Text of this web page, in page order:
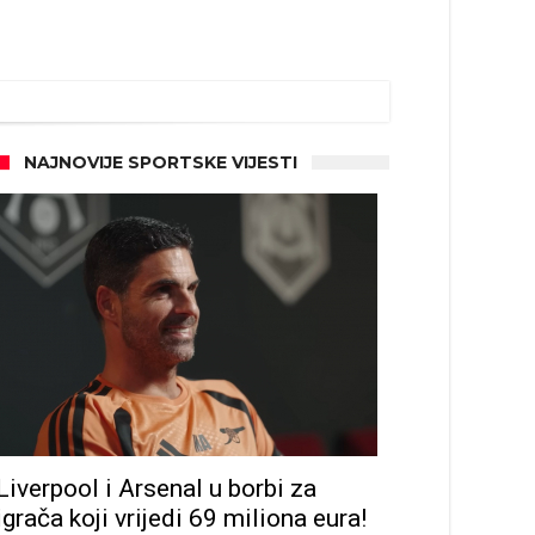
NAJNOVIJE SPORTSKE VIJESTI
i Arsenal u borbi za
koji vrijedi 69 miliona eura!